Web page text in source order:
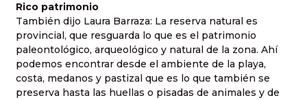
Rico patrimonio
También dijo Laura Barraza: La reserva natural es
provincial, que resguarda lo que es el patrimonio
paleontológico, arqueológico y natural de la zona. Ahí
podemos encontrar desde el ambiente de la playa,
costa, medanos y pastizal que es lo que también se
preserva hasta las huellas o pisadas de animales y de